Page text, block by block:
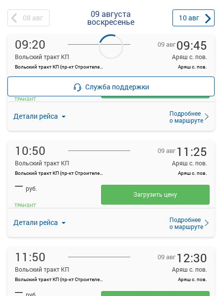
08 авг 09 августа
воскресенье 10авг
09:20
Вольский тракт КП
Вольский тракт КП (пр-кт Строителей, 84А)
09 авг09:45
Аряш с. пов.
Аряш с. пов.
Детали рейса
Подробнее
о маршруте
—
ТРАНЗИТ
Загрузить цену
10:50
Вольский тракт КП
Вольский тракт КП (пр-кт Строителей, 84А)
09 авг 11:25
Аряш с. пов.
Аряш с. пов.
Детали рейса
Подробнее
о маршруте
— руб.
ТРАНЗИТ
Загрузить цену
11:50
Вольский тракт КП
Вольский тракт КП (пр-кт Строителей, 84А)
09 авг 12:30
Аряш с. пов.
Аряш с. пов.
—
Служба поддержки